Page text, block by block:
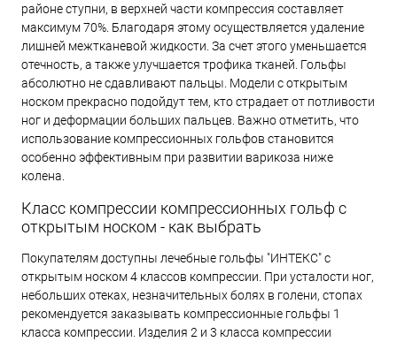
районе ступни, в верхней части компрессия составляет
максимум 70%. Благодаря этому осуществляется удаление
лишней межтканевой жидкости. За счет этого уменьшается
отечность, а также улучшается трофика тканей. Гольфы
абсолютно не сдавливают пальцы. Модели с открытым
носком прекрасно подойдут тем, кто страдает от потливости
ног и деформации больших пальцев. Важно отметить, что
использование компрессионных гольфов становится
особенно эффективным при развитии варикоза ниже
колена.
Класс компрессии компрессионных гольф с
открытым носком - как выбрать
Покупателям доступны лечебные гольфы "ИНТЕКС" с
открытым носком 4 классов компрессии. При усталости ног,
небольших отеках, незначительных болях в голени, стопах
рекомендуется заказывать компрессионные гольфы 1
класса компрессии. Изделия 2 и 3 класса компрессии